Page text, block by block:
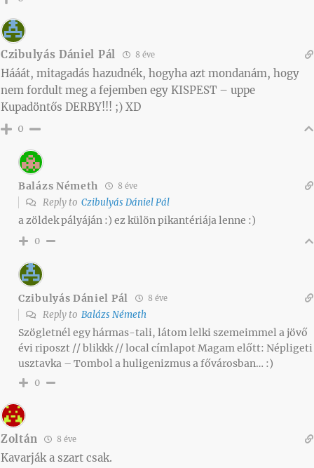
Czibulyás Dániel Pál 8 éve
Hááát, mitagadás hazudnék, hogyha azt mondanám, hogy
nem fordult meg a fejemben egy KISPEST – uppe
Kupadöntős DERBY!!! ;) XD
0
Balázs Németh 8 éve
Reply to Czibulyás Dániel Pál
a zöldek pályáján :) ez külön pikantériája lenne :)
0
Czibulyás Dániel Pál 8 éve
Reply to Balázs Németh
Szögletnél egy hármas-tali, látom lelki szemeimmel a jövő
évi riposzt // blikkk // local címlapot Magam előtt: Népligeti
usztavka – Tombol a huligenizmus a fővárosban… :)
0
Zoltán 8 éve
Kavarják a szart csak.